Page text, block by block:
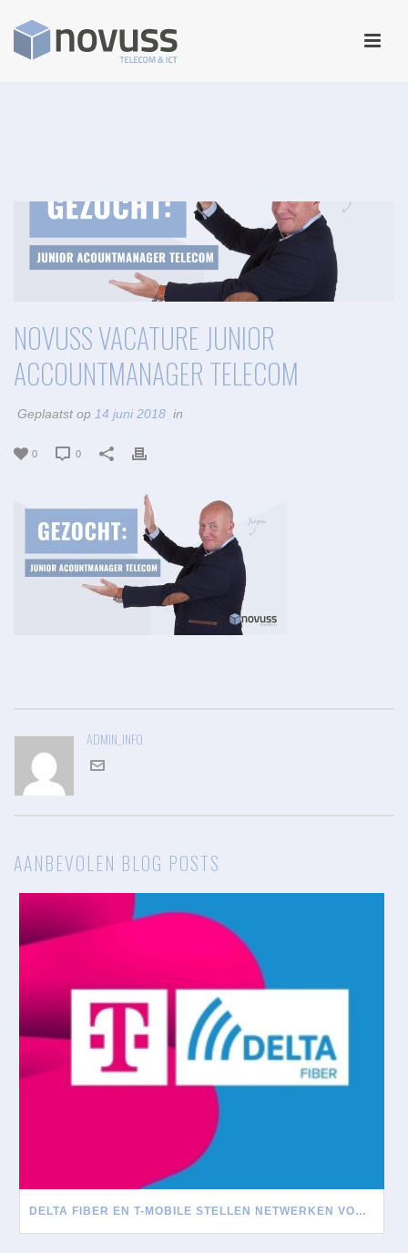
NOVUSS VACATURE JUNIOR
ACCOUNTMANAGER TELECOM
Geplaatst op 14 juni 2018 in
0 0
ADMIN_INFO
AANBEVOLEN BLOG POSTS
DELTA FIBER EN T-MOBILE STELLEN NETWERKEN VOOR ELKAAR OPEN